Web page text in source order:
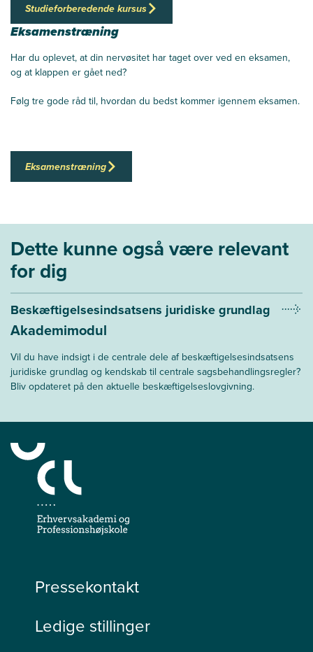
Studieforberedende kursus
Eksamenstræning
Har du oplevet, at din nervøsitet har taget over ved en eksamen,
og at klappen er gået ned?
Følg tre gode råd til, hvordan du bedst kommer igennem eksamen.
Eksamenstræning
Dette kunne også være relevant
for dig
Beskæftigelses­indsatsens juridiske grundlag
Akademimodul
Vil du have indsigt i de centrale dele af beskæftigelsesindsatsens
juridiske grundlag og kendskab til centrale sagsbehandlingsregler?
Bliv opdateret på den aktuelle beskæftigelseslovgivning.
Pressekontakt
Ledige stillinger